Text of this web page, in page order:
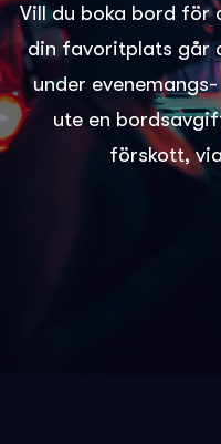
Vill du boka bord
din favoritplats går
under
ute en
förskott,